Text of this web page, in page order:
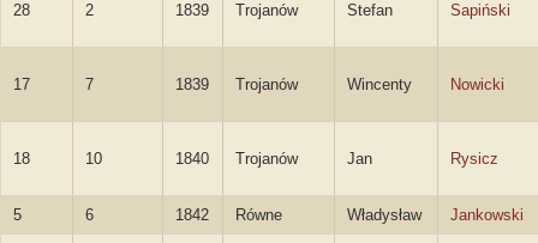
28 2 1839 Trojanów Stefan Sapiński
17 7 1839 Trojanów Wincenty Nowicki
18 10 1840 Trojanów Jan Rysicz
5 6 1842 Równe Władysław Jankowski